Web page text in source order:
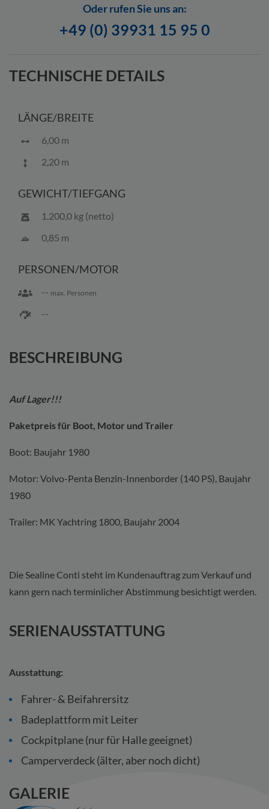
Oder rufen Sie uns an:
+49 (0) 39931 15 95 0
TECHNISCHE DETAILS
LÄNGE/BREITE
6,00 m
2,20 m
GEWICHT/TIEFGANG
1.200,0 kg (netto)
0,85 m
PERSONEN/MOTOR
-- max. Personen
--
BESCHREIBUNG
Auf Lager!!!
Paketpreis für Boot, Motor und Trailer
Boot: Baujahr 1980
Motor: Volvo-Penta Benzin-Innenborder (140 PS), Baujahr
1980
Trailer: MK Yachtring 1800, Baujahr 2004
Die Sealine Conti steht im Kundenauftrag zum Verkauf und
kann gern nach terminlicher Abstimmung besichtigt werden.
SERIENAUSSTATTUNG
Ausstattung:
Fahrer- & Beifahrersitz
Badeplattform mit Leiter
Cockpitplane (nur für Halle geeignet)
Camperverdeck (älter, aber noch dicht)
GALERIE
info@bootscenter-mueritz.de widerrufen.